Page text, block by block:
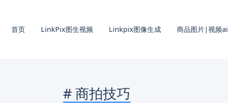
首页 LinkPix图生视频 Linkpix图像生成 商品图片|视频ai
#商拍技巧